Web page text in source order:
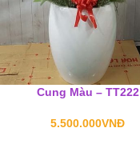
Cung Màu – TT222
5.500.000VNĐ